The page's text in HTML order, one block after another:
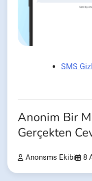
SMS
Anonim Bir
Gerçekten
Anonsms Ekibi 8